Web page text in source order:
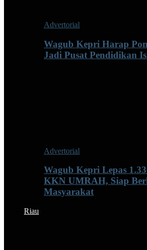
Advertorial
Wagub Kepri Harap
Jadi Pusat Pendidikan
Advertorial
Wagub Kepri Lepas
KKN UMRAH, Siap
Masyarakat
Riau